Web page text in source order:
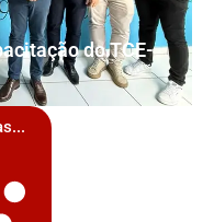
do TCE-